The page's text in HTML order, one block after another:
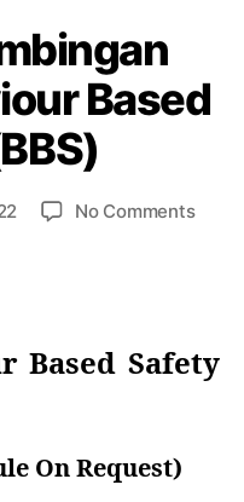
Based
No Comments
Based Safety
On Request)